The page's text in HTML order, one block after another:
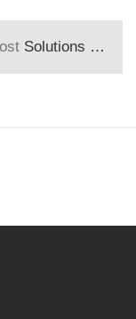
Solutions pour financer vos travaux de peinture intérieure